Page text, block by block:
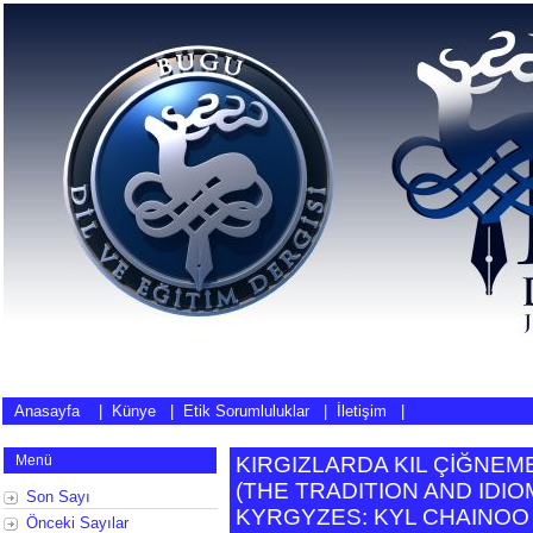
Anasayfa| Künye Etik Sorumluluklar İletişim
Menü
Son Sayı
Önceki Sayılar
KIRGIZLARDA KIL
(THE TRADITION AND
KYRGYZES: KYL CHAINOO